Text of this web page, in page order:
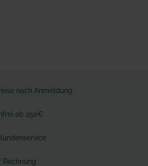
nach Anmeldung
ab 250€
Rechnung